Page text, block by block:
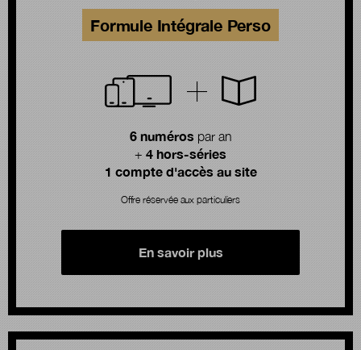
Formule Intégrale Perso
6 numérospar an
+ 4 hors-séries
1 compte d'accès au site
Offre réservée aux particuliers
En savoir plus